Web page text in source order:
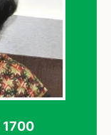
1700